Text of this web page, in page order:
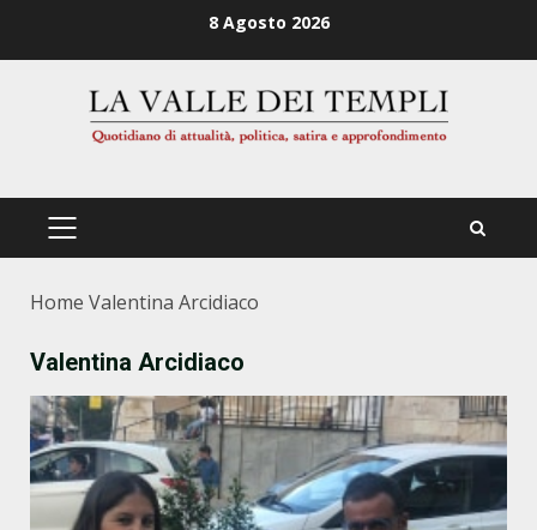
8 Agosto 2026
PRIMÄRES
Home Valentina Arcidiaco
Valentina Arcidiaco